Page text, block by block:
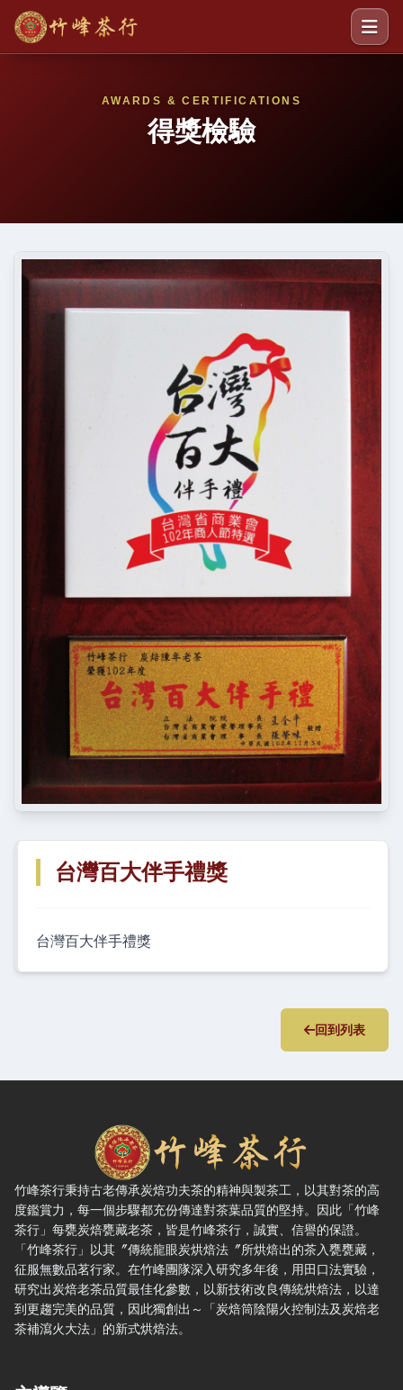
AWARDS & CERTIFICATIONS
得獎檢驗
台灣百大伴手禮獎
台灣百大伴手禮獎
回到列表
竹峰茶行 — 網站概要、主導覽與聯絡方式
竹峰茶行秉持古老傳承炭焙功夫茶的精神與製茶工，以其對茶的高
度鑑賞力，每一個步驟都充份傳達對茶葉品質的堅持。因此「竹峰
茶行」每甕炭焙甕藏老茶，皆是竹峰茶行，誠實、信譽的保證。
「竹峰茶行」以其〞傳統龍眼炭烘焙法〞所烘焙出的茶入甕甕藏，
征服無數品茗行家。在竹峰團隊深入研究多年後，用田口法實驗，
研究出炭焙老茶品質最佳化參數，以新技術改良傳統烘焙法，以達
到更趨完美的品質，因此獨創出～「炭焙筒陰陽火控制法及炭焙老
茶補瀉火大法」的新式烘焙法。